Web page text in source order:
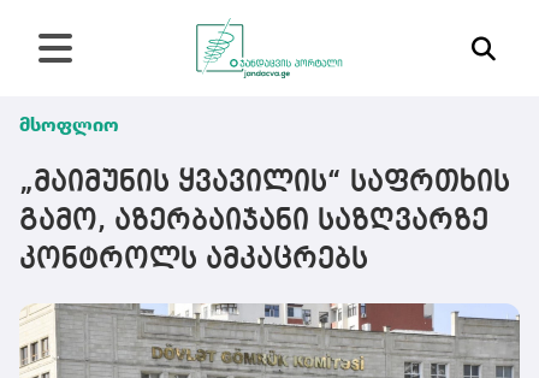
მსოფლიო
„მაიმუნის ყვავილის“ საფრთხის
გამო, აზერბაიჯანი საზღვარზე
კონტროლს ამკაცრებს